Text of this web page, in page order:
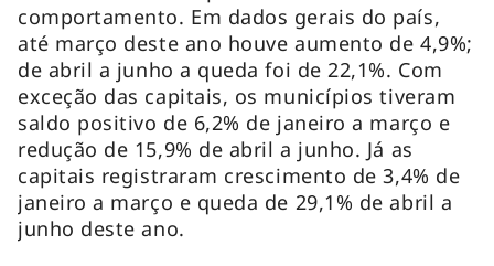
comportamento. Em dados gerais do país,
até março deste ano houve aumento de 4,9%;
de abril a junho a queda foi de 22,1%. Com
exceção das capitais, os municípios tiveram
saldo positivo de 6,2% de janeiro a março e
redução de 15,9% de abril a junho. Já as
capitais registraram crescimento de 3,4% de
janeiro a março e queda de 29,1% de abril a
junho deste ano.